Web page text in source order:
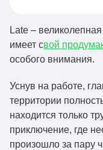
Late –
имеет свой
особого внимания.
Уснув на работе,
территории
находится только
приключение, где
произошло за пару